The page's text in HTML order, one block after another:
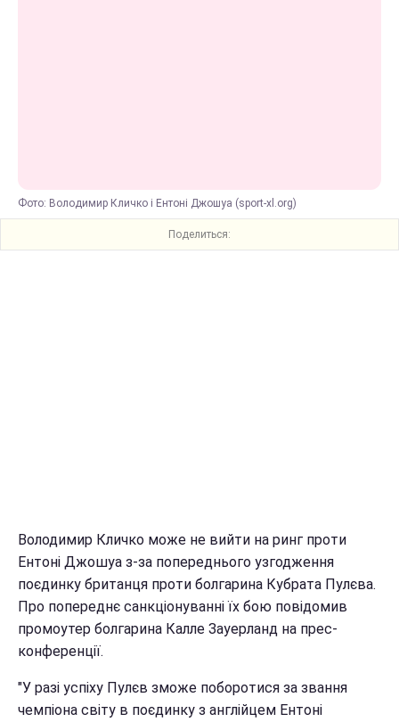
Фото: Володимир Кличко і Ентоні Джошуа (sport-xl.org)
Поделиться:
Володимир Кличко може не вийти на ринг проти
Ентоні Джошуа з-за попереднього узгодження
поєдинку британця проти болгарина Кубрата Пулєва.
Про попереднє санкціонуванні їх бою повідомив
промоутер болгарина Калле Зауерланд на прес-
конференції.
"У разі успіху Пулєв зможе поборотися за звання
чемпіона світу в поєдинку з англійцем Ентоні